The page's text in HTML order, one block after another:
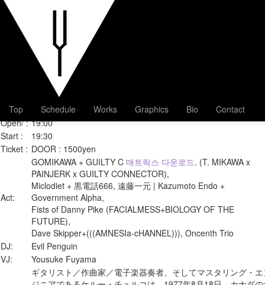
Top Schedule Works Graphics Bio Contact
Noise for Kelly – A Sonic
Churko (1977 – 2014)
Download the sandrock cloud font
2014年3月30日（日）
Venue :
@Souphttp://ochiaisoup.tumblr.com/
Open/ : 19:00
Start :
19:30
Ticket : DOOR : 1500yen
Act:
GOMIKAWA + GUILTY C 매트릭스 다운로드. (T. MIKAWA x
PAINJERK x GUILTY CONNECTOR),
Miclodiet + 黒電話666, 遠藤一元 | Kazumoto Endo +
Government Alpha,
Fists of Danny Pike (FACIALMESS+BIOLOGY OF THE
FUTURE),
Dave Skipper+(((AMNESIa-cHANNEL))), Oncenth Trio
DJ:
Evil Penguin
VJ:
Yousuke Fuyama
ギタリスト／作曲家／電子楽器奏者、そしてマスタリング・